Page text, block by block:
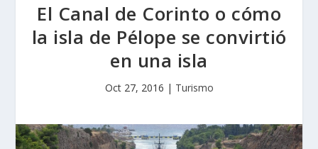
El Canal de Corinto o cómo
la isla de Pélope se convirtió
en una isla
Oct 27, 2016 | Turismo